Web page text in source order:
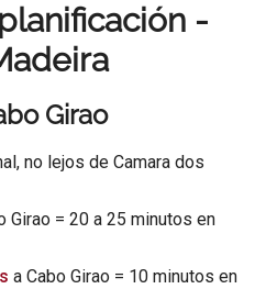
-
Girao
no lejos de Camara dos
Girao = 20 a 25 minutos en
a Cabo Girao = 10 minutos en